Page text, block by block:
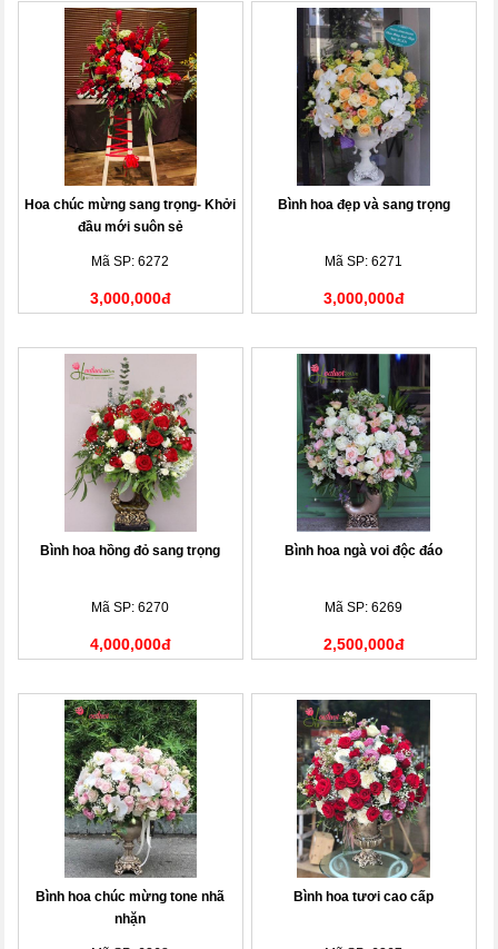
Hoa chúc mừng sang trọng- Khởi
đầu mới suôn sẻ
Mã SP: 6272
3,000,000đ
Bình hoa đẹp và sang trọng
Mã SP: 6271
3,000,000đ
Bình hoa hồng đỏ sang trọng
Mã SP: 6270
4,000,000đ
Bình hoa ngà voi độc đáo
Mã SP: 6269
2,500,000đ
Bình hoa chúc mừng tone nhã
nhặn
Bình hoa tươi cao cấp